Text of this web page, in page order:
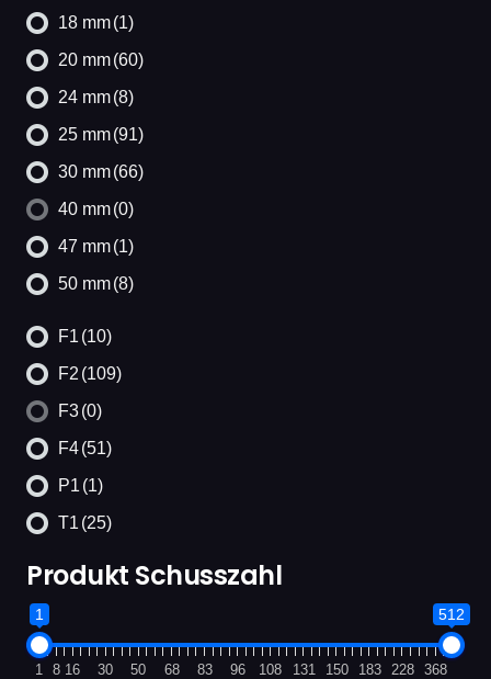
18 mm(1)
20 mm(60)
24 mm(8)
25 mm(91)
30 mm(66)
40 mm(0)
47 mm(1)
50 mm(8)
F1 (10)
F2 (109)
F3(0)
F4(51)
P1 (1)
T1 (25)
Produkt Schusszahl
1 512
1 8 16 30 50 68 83 96 108 131 150 183 228 368